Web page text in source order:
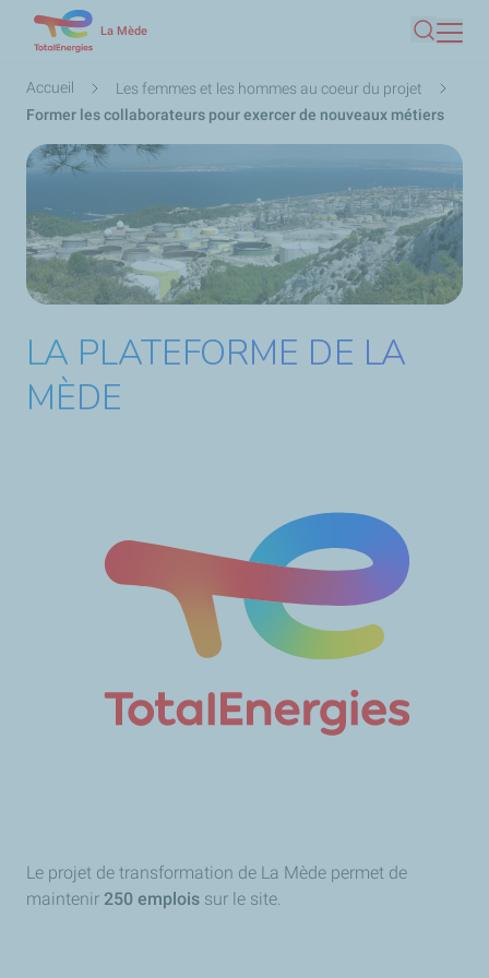
contenu
principal
La Mède
Fil
d'Ariane
Accueil
Les femmes et les hommes au coeur du projet
Former les collaborateurs pour exercer de nouveaux métiers
LA PLATEFORME DE LA
MÈDE
Le projet de transformation de La Mède permet de
maintenir 250 emplois sur le site.